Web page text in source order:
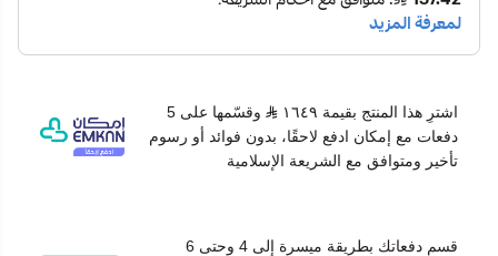
اشترِ هذا المنتج بقيمة ١٦٤٩
وقسّمها على 5
دفعات مع إمكان ادفع لاحقًا، بدون فوائد أو رسوم
تأخير ومتوافق مع الشريعة الإسلامية
قسم دفعاتك بطريقة ميسرة إلى 4 وحتى 6